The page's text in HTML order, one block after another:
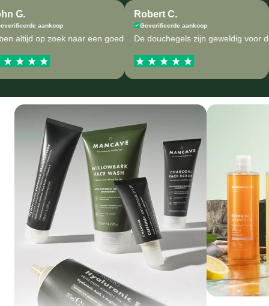
inverse psoriasis en ManCave verergert het helemaal niet.
van nodig. Dat heb ik bij geen enkel ander merk en ik ga
John G.
Geverifieerde aankoop
Ik ben altijd op zoek naar een goede douchegel, vooral na het
Robert C.
Geverifieerde aankoop
De douchegels zijn geweldig